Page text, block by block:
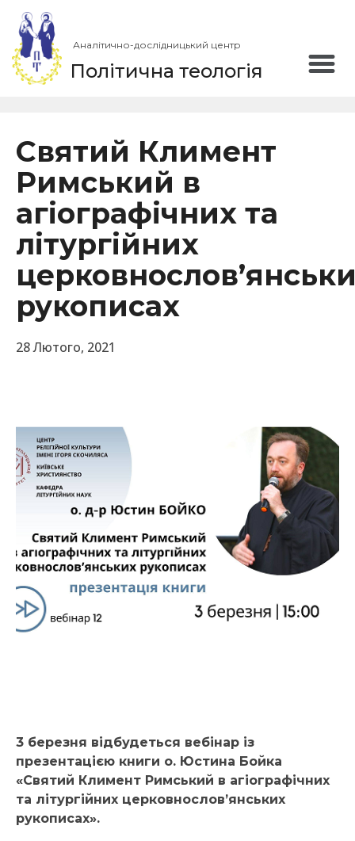
Аналітично-дослідницький центр
Політична теологія
Святий Климент
Римський в
агіографічних та
літургійних
рукописах
28 Лютого, 2021
3 березня відбудеться вебінар із
презентацією книги о. Юстина Бойка
«Святий Климент Римський в агіографічних
та літургійних церковнослов’янських
рукописах».